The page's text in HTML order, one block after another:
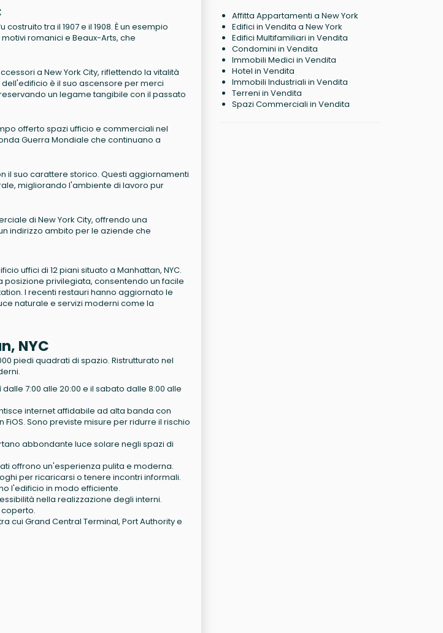
tra il 1907 e il 1908. È un esempio
romanici e Beaux-Arts, che
a New York City, riflettendo la vitalità
è il suo ascensore per merci
un legame tangibile con il passato
offerto spazi ufficio e commerciali nel
Guerra Mondiale che continuano a
il suo carattere storico. Questi aggiornamenti
migliorando l'ambiente di lavoro pur
di New York City, offrendo una
indirizzo ambito per le aziende che
uffici di 12 piani situato a Manhattan, NYC.
posizione privilegiata, consentendo un facile
I recenti restauri hanno aggiornato le
naturale e servizi moderni come la
NYC
piedi quadrati di spazio. Ristrutturato nel
7:00 alle 20:00 e il sabato dalle 8:00 alle
internet affidabile ad alta banda con
Sono previste misure per ridurre il rischio
abbondante luce solare negli spazi di
offrono un'esperienza pulita e moderna.
per ricaricarsi o tenere incontri informali.
l'edificio in modo efficiente.
nella realizzazione degli interni.
cui Grand Central Terminal, Port Authority e
Affitta Appartamenti a New York
Edifici in Vendita a New York
Edifici Multifamiliari in Vendita
Condomini in Vendita
Immobili Medici in Vendita
Hotel in Vendita
Immobili Industriali in Vendita
Terreni in Vendita
Spazi Commerciali in Vendita